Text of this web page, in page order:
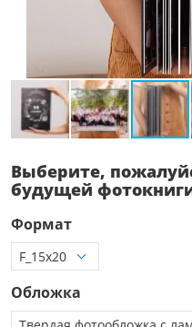
Выберите,
будущей
Формат
Обложка